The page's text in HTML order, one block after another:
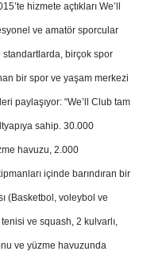
hizmete açtıkları We’ll
ve amatör sporcular
birçok spor
bir spor ve yaşam merkezi
paylaşıyor: “We’ll Club tam
sahip. 30.000
havuzu, 2.000
içinde barındıran bir
(Basketbol, voleybol ve
ve squash, 2 kulvarlı,
ve yüzme havuzunda